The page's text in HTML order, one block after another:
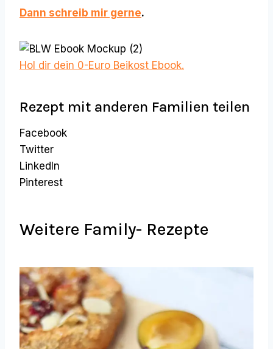
Dann schreib mir gerne.
Hol dir dein 0-Euro Beikost Ebook.
Rezept mit anderen Familien teilen
Facebook
Twitter
LinkedIn
Pinterest
Weitere Family- Rezepte